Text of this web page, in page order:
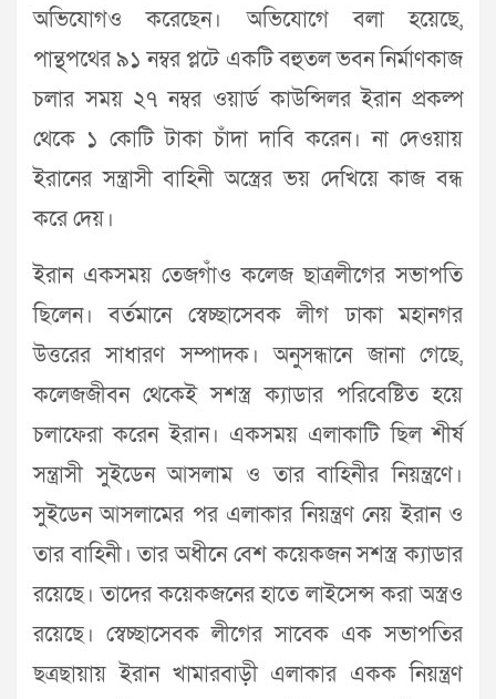
অভিযোগও করেছেন। অভিযোগে বলা হয়েছে,
পান্থপথের ৯১ নম্বর প্লটে একটি বহুতল ভবন নির্মাণকাজ
চলার সময় ২৭ নম্বর ওয়ার্ড কাউন্সিলর ইরান প্রকল্প
থেকে ১ কোটি টাকা চাঁদা দাবি করেন। না দেওয়ায়
ইরানের সন্ত্রাসী বাহিনী অস্ত্রের ভয় দেখিয়ে কাজ বন্ধ
করে দেয়।
ইরান একসময় তেজগাঁও কলেজ ছাত্রলীগের সভাপতি
ছিলেন। বর্তমানে স্বেচ্ছাসেবক লীগ ঢাকা মহানগর
উত্তরের সাধারণ সম্পাদক। অনুসন্ধানে জানা গেছে,
কলেজজীবন থেকেই সশস্ত্র ক্যাডার পরিবেষ্টিত হয়ে
চলাফেরা করেন ইরান। একসময় এলাকাটি ছিল শীর্ষ
সন্ত্রাসী সুইডেন আসলাম ও তার বাহিনীর নিয়ন্ত্রণে।
সুইডেন আসলামের পর এলাকার নিয়ন্ত্রণ নেয় ইরান ও
তার বাহিনী। তার অধীনে বেশ কয়েকজন সশস্ত্র ক্যাডার
রয়েছে। তাদের কয়েকজনের হাতে লাইসেন্স করা অস্ত্রও
রয়েছে। স্বেচ্ছাসেবক লীগের সাবেক এক সভাপতির
ছত্রছায়ায় ইরান খামারবাড়ী এলাকার একক নিয়ন্ত্রণ